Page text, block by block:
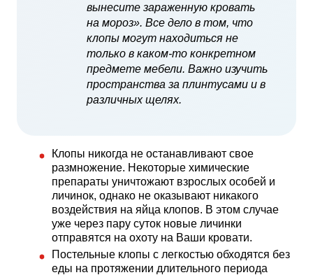
вынесите зараженную кровать
на мороз». Все дело в том, что
клопы могут находиться не
только в каком-то конкретном
предмете мебели. Важно изучить
пространства за плинтусами и в
различных щелях.
Клопы никогда не останавливают свое
размножение. Некоторые химические
препараты уничтожают взрослых особей и
личинок, однако не оказывают никакого
воздействия на яйца клопов. В этом случае
уже через пару суток новые личинки
отправятся на охоту на Ваши кровати.
Постельные клопы с легкостью обходятся без
еды на протяжении длительного периода